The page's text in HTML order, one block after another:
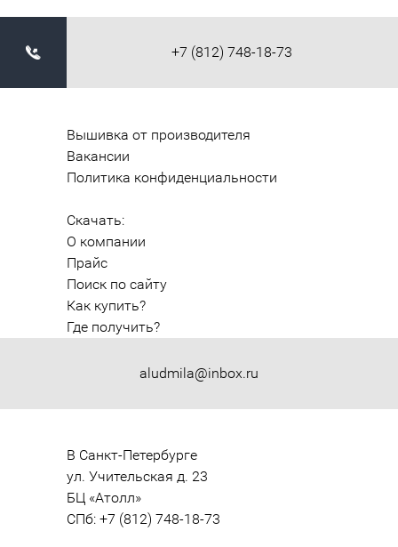
+7 (812) 748-18-73
aludmila@inbox.ru
Вышивка от производителя
Вакансии
Политика конфиденциальности
Скачать:
О компании
Прайс
Поиск по сайту
Как купить?
Где получить?
В Санкт-Петербурге
ул. Учительская д. 23
БЦ «Атолл»
СПб: +7 (812) 748-18-73